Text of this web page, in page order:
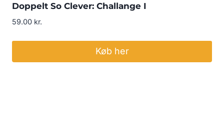
Doppelt So Clever: Challange I
59.00 kr.
Køb her